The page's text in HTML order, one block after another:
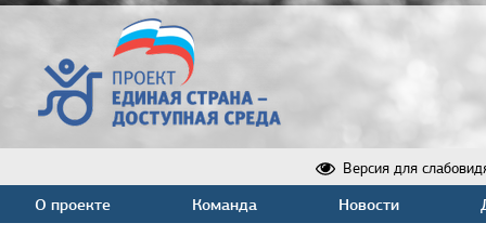
Версия для
О проекте Команда Новости